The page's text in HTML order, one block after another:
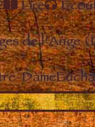
Lire
de l’Ange
Dame